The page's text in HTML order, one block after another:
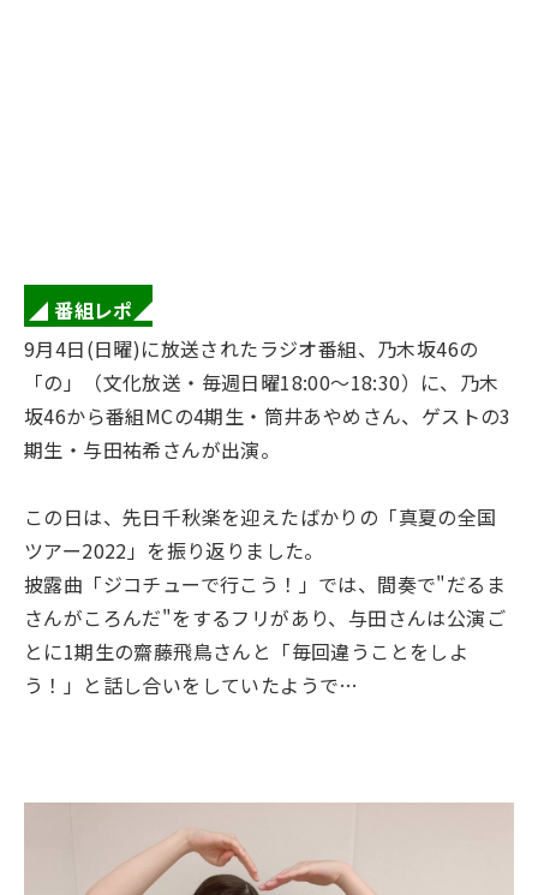
◢ 番組レポ◢
9月4日(日曜)に放送されたラジオ番組、乃木坂46の
「の」（文化放送・毎週日曜18:00～18:30）に、乃木
坂46から番組MCの4期生・筒井あやめさん、ゲストの3
期生・与田祐希さんが出演。
この日は、先日千秋楽を迎えたばかりの「真夏の全国
ツアー2022」を振り返りました。
披露曲「ジコチューで行こう！」では、間奏で"だるま
さんがころんだ"をするフリがあり、与田さんは公演ご
とに1期生の齋藤飛鳥さんと「毎回違うことをしよ
う！」と話し合いをしていたようで…